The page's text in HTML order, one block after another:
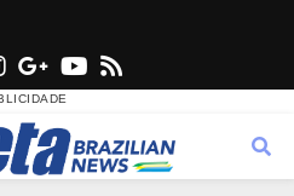
n
s
t
G
o
o
g
Y
u
t
s